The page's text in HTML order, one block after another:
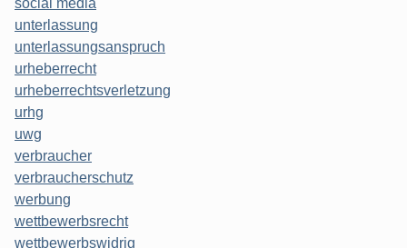
unterlassung
unterlassungsanspruch
urheberrecht
urheberrechtsverletzung
urhg
uwg
verbraucher
verbraucherschutz
werbung
wettbewerbsrecht
wettbewerbswidrig